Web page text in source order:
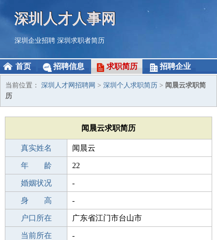
深圳人才人事网
深圳企业招聘 深圳求职者简历
首页 招聘信息 求职简历 招聘企业
当前位置： 深圳人才网招聘网 > 深圳个人求职简历 > 闻晨云求职简
历
闻晨云求职简历
真实姓名 闻晨云
性 别 男
年 龄 22
出生年月 2004-05-11
婚姻状况 -
学 历 高中
身 高 -
毕业学校 凤城刘家河中学
户口所在 广东省江门市台山市
所学专业 -
当前所在 -